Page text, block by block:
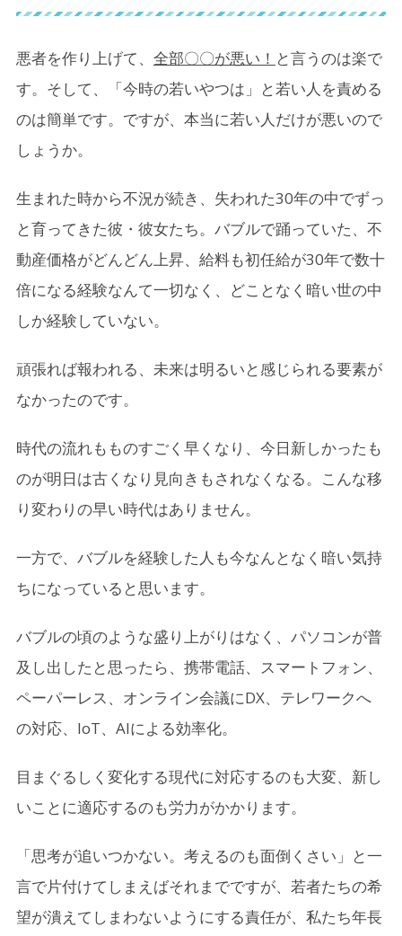
悪者を作り上げて、 全部〇〇が悪い！ と言うのは楽で
す。そして、「今時の若いやつは」と若い人を責める
のは簡単です。ですが、本当に若い人だけが悪いので
しょうか。
生まれた時から不況が続き、失われた30年の中でずっ
と育ってきた彼・彼女たち。バブルで踊っていた、不
動産価格がどんどん上昇、給料も初任給が30年で数十
倍になる経験なんて一切なく、どことなく暗い世の中
しか経験していない。
頑張れば報われる、未来は明るいと感じられる要素が
なかったのです。
時代の流れもものすごく早くなり、今日新しかったも
のが明日は古くなり見向きもされなくなる。こんな移
り変わりの早い時代はありません。
一方で、バブルを経験した人も今なんとなく暗い気持
ちになっていると思います。
バブルの頃のような盛り上がりはなく、パソコンが普
及し出したと思ったら、携帯電話、スマートフォン、
ペーパーレス、オンライン会議にDX、テレワークへ
の対応、IoT、AIによる効率化。
目まぐるしく変化する現代に対応するのも大変、新し
いことに適応するのも労力がかかります。
「思考が追いつかない。考えるのも面倒くさい」と一
言で片付けてしまえばそれまでですが、若者たちの希
望が潰えてしまわないようにする責任が、私たち年長